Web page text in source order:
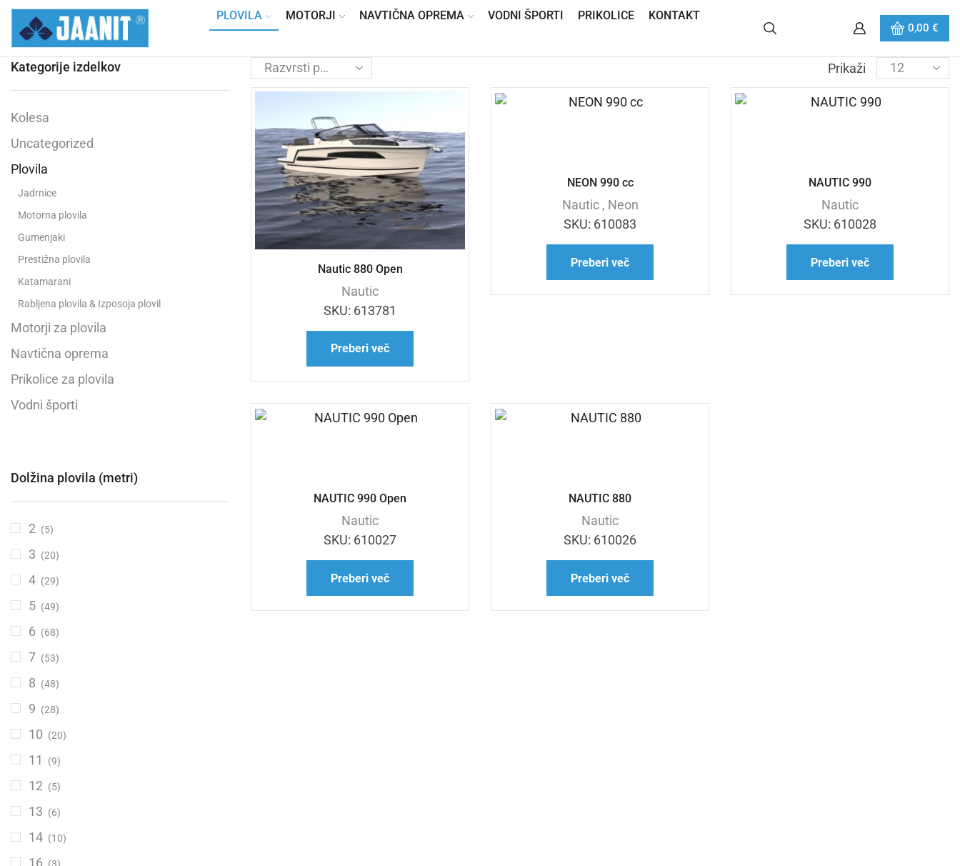
PLOVILA MOTORJI NAVTIČNA OPREMA VODNI ŠPORTI PRIKOLICE KONTAKT
0,00 €
Prikaži
Nautic 880 Open
Nautic
SKU: 613781
Preberi več
NEON 990 cc
Nautic, Neon
SKU: 610083
Preberi več
NAUTIC 990
Nautic
SKU: 610028
Preberi več
NAUTIC 990 Open
Nautic
SKU: 610027
Preberi več
NAUTIC 880
Nautic
SKU: 610026
Preberi več
Kategorije izdelkov
Kolesa
Uncategorized
Plovila
Jadrnice
Motorna plovila
Gumenjaki
Prestižna plovila
Katamarani
Rabljena plovila & Izposoja plovil
Motorji za plovila
Navtična oprema
Prikolice za plovila
Vodni športi
Dolžina plovila (metri)
2 (5)
3 (20)
4 (29)
5 (49)
6 (68)
7 (53)
8 (48)
9 (28)
10 (20)
11 (9)
12 (5)
13 (6)
14 (10)
16 (3)